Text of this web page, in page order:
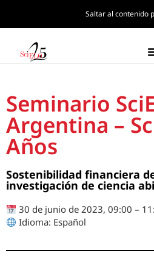
Saltar al contenido
Seminario
Argentina –
Años
Sostenibilidad financiera
investigación de ciencia
30 de junio de 2023, 09:00 –
Idioma: Español